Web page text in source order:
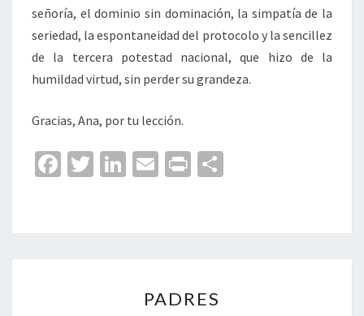
señoría, el dominio sin dominación, la simpatía de la
seriedad, la espontaneidad del protocolo y la sencillez
de la tercera potestad nacional, que hizo de la
humildad virtud, sin perder su grandeza.
Gracias, Ana, por tu lección.
Fa
o
o
T
er
Li
dI
n
E
l
Pr
p
ar
PADRES